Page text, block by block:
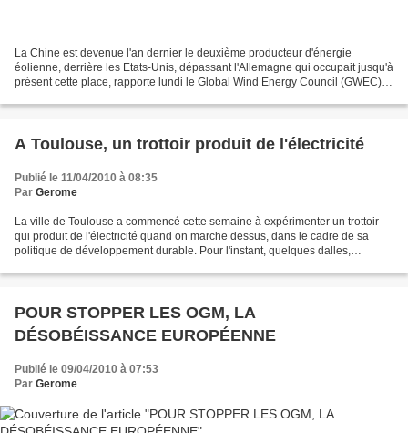
La Chine est devenue l'an dernier le deuxième producteur d'énergie
éolienne, derrière les Etats-Unis, dépassant l'Allemagne qui occupait jusqu'à
présent cette place, rapporte lundi le Global Wind Energy Council (GWEC),
A Toulouse, un trottoir produit de l'électricité
Publié le 11/04/2010 à 08:35
Par Gerome
La ville de Toulouse a commencé cette semaine à expérimenter un trottoir
qui produit de l'électricité quand on marche dessus, dans le cadre de sa
politique de développement durable. Pour l'instant, quelques dalles,
POUR STOPPER LES OGM, LA
DÉSOBÉISSANCE EUROPÉENNE
Publié le 09/04/2010 à 07:53
Par Gerome